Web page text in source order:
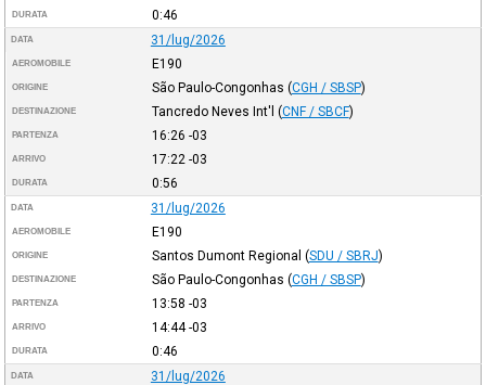
DURATA 0:46
DATA 31/lug/2026
AEROMOBILE E190
ORIGINE São Paulo-Congonhas (CGH / SBSP)
DESTINAZIONE Tancredo Neves Int'l (CNF / SBCF)
PARTENZA 16:26 -03
ARRIVO 17:22 -03
DURATA 0:56
DATA 31/lug/2026
AEROMOBILE E190
ORIGINE Santos Dumont Regional (SDU / SBRJ)
DESTINAZIONE São Paulo-Congonhas (CGH / SBSP)
PARTENZA 13:58 -03
ARRIVO 14:44-03
DURATA 0:46
DATA 31/lug/2026